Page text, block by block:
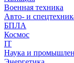
Военная техника
Авто- и
БПЛА
Космос
IT
Наука и